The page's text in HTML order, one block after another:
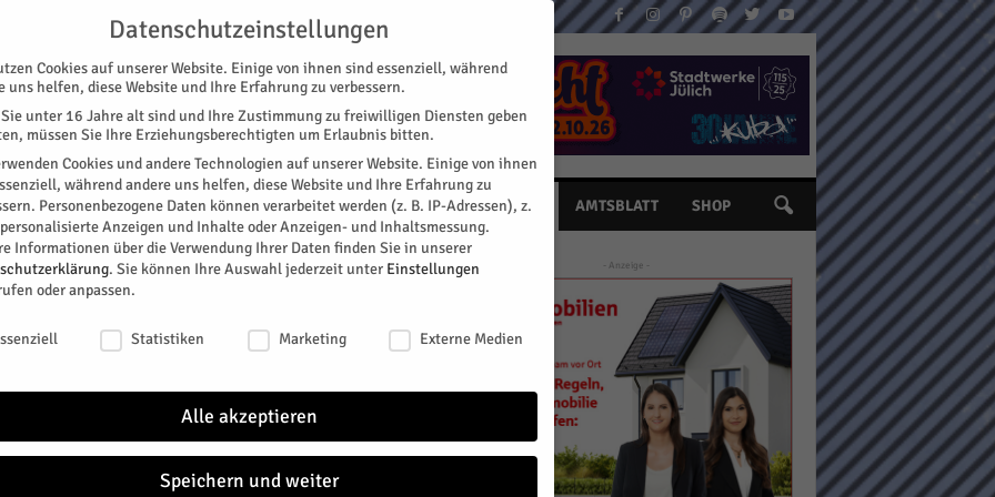
KONTAKT
SPEZIAL E-PAPER KINO GALERIE TERMINE AMTSBLATT SHOP
in der Düren-Arena
- Anzeige -
Datenschutzeinstellungen
Cookies auf unserer Website. Einige von ihnen sind essenziell, während
uns helfen, diese Website und Ihre Erfahrung zu verbessern.
unter 16 Jahre alt sind und Ihre Zustimmung zu freiwilligen Diensten geben
müssen Sie Ihre Erziehungsberechtigten um Erlaubnis bitten.
Cookies und andere Technologien auf unserer Website. Einige von ihnen
während andere uns helfen, diese Website und Ihre Erfahrung zu
Personenbezogene Daten können verarbeitet werden (z. B. IP-Adressen), z.
Anzeigen und Inhalte oder Anzeigen- und Inhaltsmessung.
Informationen über die Verwendung Ihrer Daten finden Sie in unserer
. Sie können Ihre Auswahl jederzeit unter Einstellungen
oder anpassen.
Statistiken Marketing Externe Medien
Alle akzeptieren
Speichern und weiter